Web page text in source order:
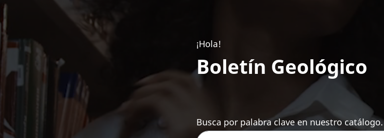
¡Hola!
Boletín Geológico
Busca por palabra clave en nuestro catálogo.